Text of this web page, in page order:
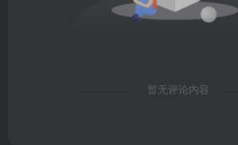
暂无评论内容